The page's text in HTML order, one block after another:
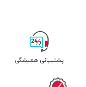
پشتیبانی همیشگی